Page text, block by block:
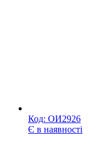
Код: ОИ2926
Є в наявності